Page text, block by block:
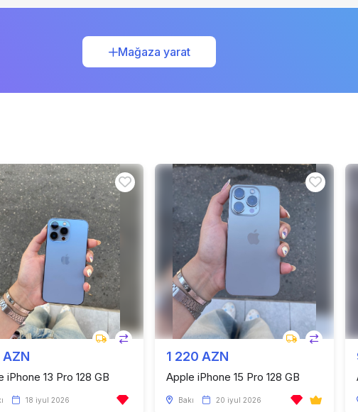
Mağaza yarat
iPhone 13 Pro 128 GB
18 iyul 2026
1 220 AZN
Apple iPhone 15 Pro 128 GB
Bakı 20 iyul 2026